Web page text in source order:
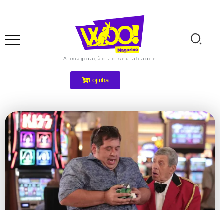
A imaginação ao seu alcance
Lojinha